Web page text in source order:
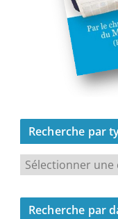
Recherche par
e
c
Recherche par